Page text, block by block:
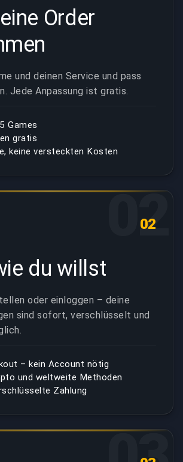
Order
und deinen Service und pass
Jede Anpassung ist gratis.
Games
gratis
keine versteckten Kosten
02
02
du willst
oder einloggen – deine
sind sofort, verschlüsselt und
– kein Account nötig
und weltweite Methoden
Zahlung